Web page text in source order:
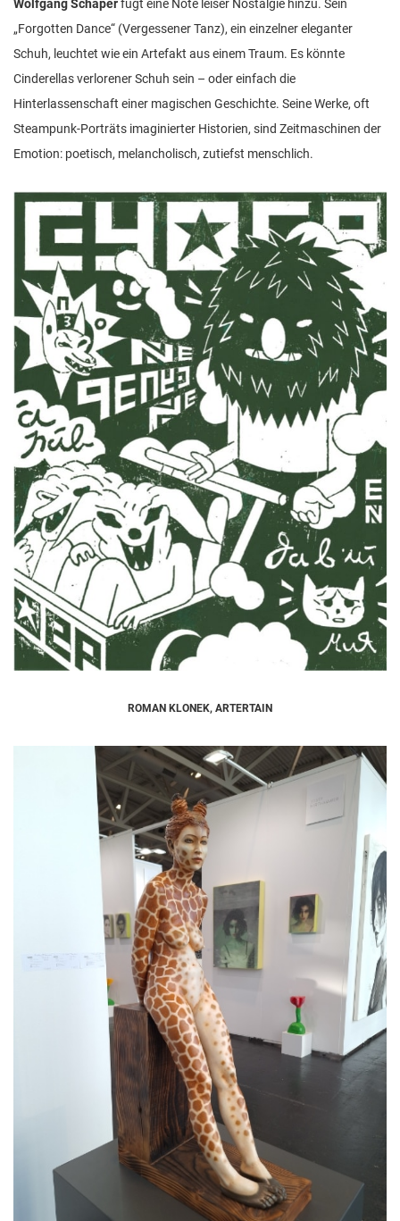
Wolfgang Schaperfügt eine Note leiser Nostalgie hinzu. Sein
„Forgotten Dance“ (Vergessener Tanz), ein einzelner eleganter
Schuh, leuchtet wie ein Artefakt aus einem Traum. Es könnte
Cinderellas verlorener Schuh sein – oder einfach die
Hinterlassenschaft einer magischen Geschichte. Seine Werke, oft
Steampunk-Porträts imaginierter Historien, sind Zeitmaschinen der
Emotion: poetisch, melancholisch, zutiefst menschlich.
ROMAN KLONEK, ARTERTAIN